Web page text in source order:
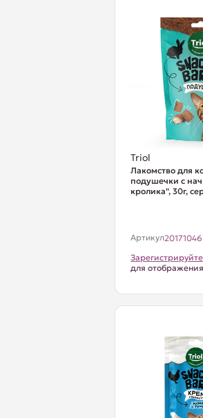
Triol
Лакомство для
подушечки с
кролика", 30г,
Артикул20171046
для